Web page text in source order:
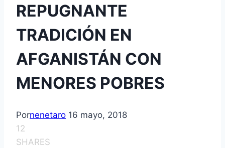
REPUGNANTE
TRADICIÓN EN
AFGANISTÁN CON
MENORES POBRES
Pornenetaro 16 mayo, 2018
12
SHARES